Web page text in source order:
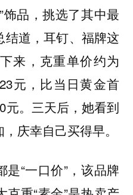
饰品，挑选了其中最
道，耳钉、福牌这
来，克重单价约为
元，比当日黄金首
。三天后，她看到
庆幸自己买得早。
“一口价”，该品牌